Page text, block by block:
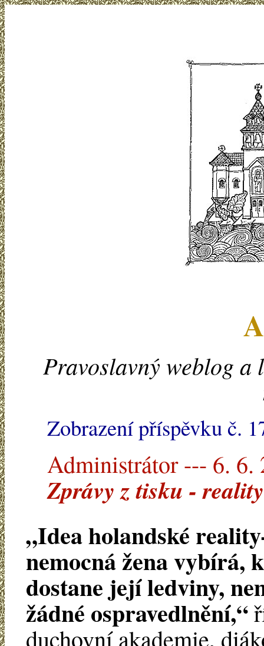
Pravoslavný weblog a
Zobrazení příspěvku č.
Administrátor --- 6. 6.
Zprávy z tisku -
„Idea holandské
nemocná žena vybírá,
dostane její ledviny,
žádné ospravedlnění,“
duchovní akademie,